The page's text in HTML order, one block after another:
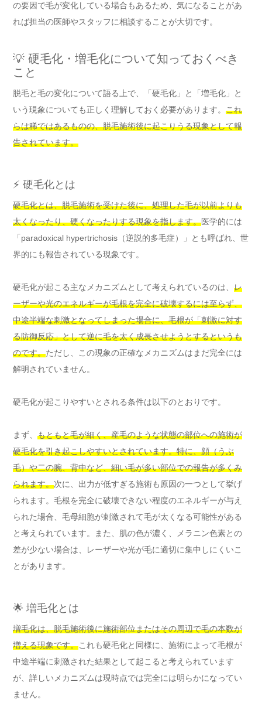
の要因で毛が変化している場合もあるため、気になることがあ
れば担当の医師やスタッフに相談することが大切です。
💡 硬毛化・増毛化について知っておくべき
こと
脱毛と毛の変化について語る上で、「硬毛化」と「増毛化」と
いう現象についても正しく理解しておく必要があります。 これ
らは稀ではあるものの、脱毛施術後に起こりうる現象として報
告されています。
⚡ 硬毛化とは
硬毛化とは、脱毛施術を受けた後に、処理した毛が以前よりも
太くなったり、硬くなったりする現象を指します。医学的には
「paradoxical hypertrichosis（逆説的多毛症）」とも呼ばれ、世
界的にも報告されている現象です。
硬毛化が起こる主なメカニズムとして考えられているのは、 レ
ーザーや光のエネルギーが毛根を完全に破壊するには至らず、
中途半端な刺激となってしまった場合に、毛根が「刺激に対す
る防御反応」として逆に毛を太く成長させようとするというも
のです。ただし、この現象の正確なメカニズムはまだ完全には
解明されていません。
硬毛化が起こりやすいとされる条件は以下のとおりです。
まず、 もともと毛が細く、産毛のような状態の部位への施術が
硬毛化を引き起こしやすいとされています。特に、顔（うぶ
毛）や二の腕、背中など、細い毛が多い部位での報告が多くみ
られます。次に、出力が低すぎる施術も原因の一つとして挙げ
られます。毛根を完全に破壊できない程度のエネルギーが与え
られた場合、毛母細胞が刺激されて毛が太くなる可能性がある
と考えられています。また、肌の色が濃く、メラニン色素との
差が少ない場合は、レーザーや光が毛に適切に集中しにくいこ
とがあります。
🌟 増毛化とは
増毛化は、脱毛施術後に施術部位またはその周辺で毛の本数が
増える現象です。これも硬毛化と同様に、施術によって毛根が
中途半端に刺激された結果として起こると考えられています
が、詳しいメカニズムは現時点では完全には明らかになってい
ません。